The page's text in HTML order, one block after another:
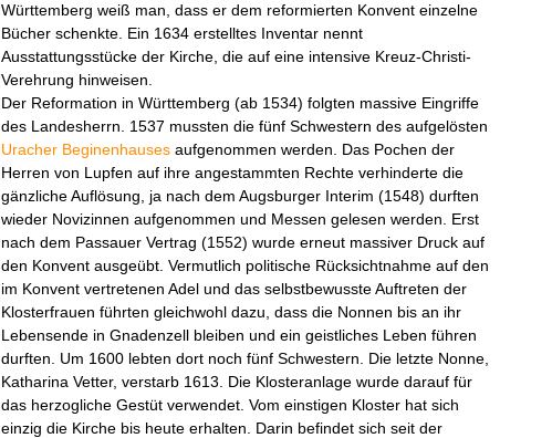
Württemberg weiß man, dass er dem reformierten Konvent einzelne
Bücher schenkte. Ein 1634 erstelltes Inventar nennt
Ausstattungsstücke der Kirche, die auf eine intensive Kreuz-Christi-
Verehrung hinweisen.
Der Reformation in Württemberg (ab 1534) folgten massive Eingriffe
des Landesherrn. 1537 mussten die fünf Schwestern des aufgelösten
Uracher Beginenhausesaufgenommen werden. Das Pochen der
Herren von Lupfen auf ihre angestammten Rechte verhinderte die
gänzliche Auflösung, ja nach dem Augsburger Interim (1548) durften
wieder Novizinnen aufgenommen und Messen gelesen werden. Erst
nach dem Passauer Vertrag (1552) wurde erneut massiver Druck auf
den Konvent ausgeübt. Vermutlich politische Rücksichtnahme auf den
im Konvent vertretenen Adel und das selbstbewusste Auftreten der
Klosterfrauen führten gleichwohl dazu, dass die Nonnen bis an ihr
Lebensende in Gnadenzell bleiben und ein geistliches Leben führen
durften. Um 1600 lebten dort noch fünf Schwestern. Die letzte Nonne,
Katharina Vetter, verstarb 1613. Die Klosteranlage wurde darauf für
das herzogliche Gestüt verwendet. Vom einstigen Kloster hat sich
einzig die Kirche bis heute erhalten. Darin befindet sich seit der